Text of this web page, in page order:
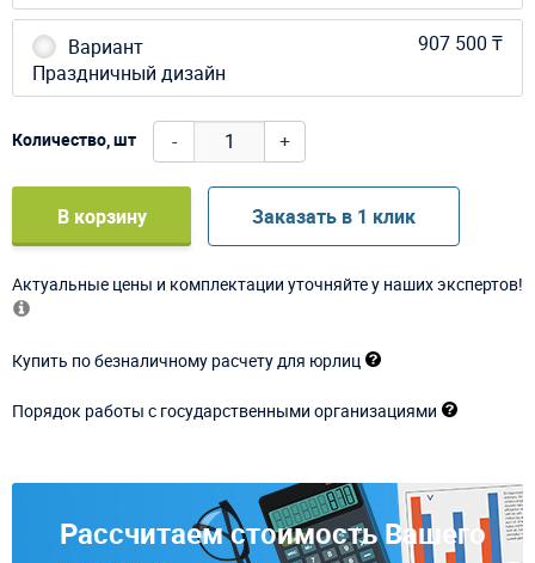
Вариант
Праздничный дизайн
907 500 ₸
Количество, шт - +
В корзину Заказать в 1 клик
Актуальные цены и комплектации уточняйте у наших экспертов!
Купить по безналичному расчету для юрлиц
Порядок работы с государственными организациями
Рассчитаем стоимость Вашего